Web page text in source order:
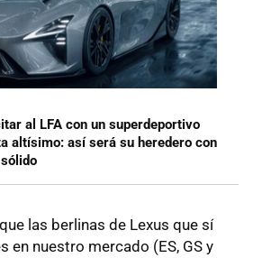
al LFA con un superdeportivo
altísimo: así será su heredero con
las berlinas de Lexus que sí
en nuestro mercado (ES, GS y